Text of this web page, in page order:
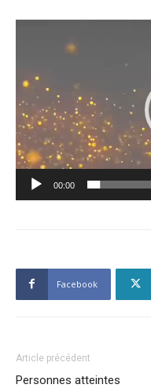
00:00
Facebook
Article précédent
Personnes atteintes